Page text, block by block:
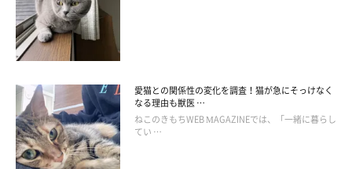
ねこのきもち投稿写真ギャラリー
愛猫との関係性の変化を調査！猫が急にそっけなく
なる理由も獣医 …
ねこのきもちWEB MAGAZINEでは、「一緒に暮らし
てい …